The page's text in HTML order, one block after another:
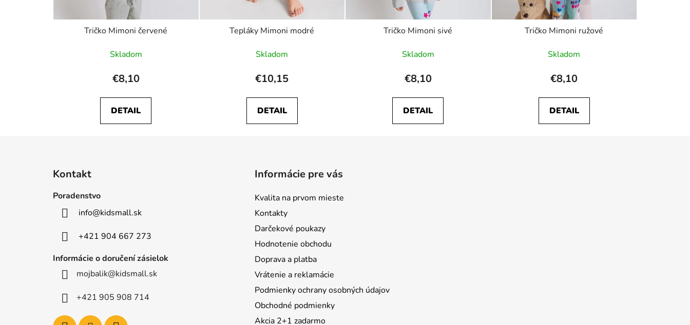
Tričko Mimoni červené
Skladom
€8,10
DETAIL
Tepláky Mimoni modré
Skladom
€10,15
DETAIL
Tričko Mimoni sivé
Skladom
€8,10
DETAIL
Tričko Mimoni ružové
Skladom
€8,10
DETAIL
Kontakt
Poradenstvo
info@kidsmall.sk
+421 904 667 273
Informácie o doručení zásielok
mojbalik@kidsmall.sk
+421 905 908 714
Informácie pre vás
Kvalita na prvom mieste
Kontakty
Darčekové poukazy
Hodnotenie obchodu
Doprava a platba
Vrátenie a reklamácie
Podmienky ochrany osobných údajov
Obchodné podmienky
Akcia 2+1 zadarmo